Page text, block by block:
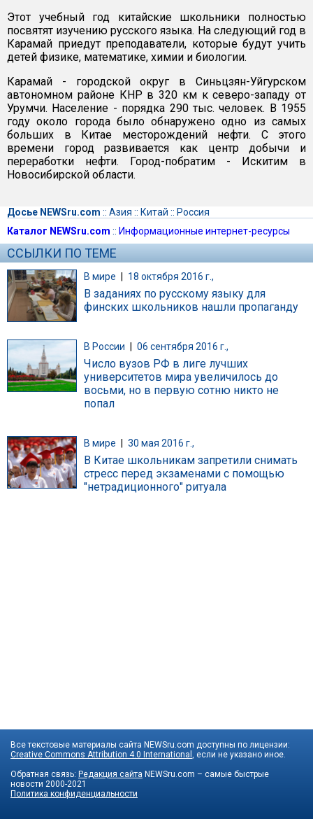
Этот учебный год китайские школьники полностью
посвятят изучению русского языка. На следующий год в
Карамай приедут преподаватели, которые будут учить
детей физике, математике, химии и биологии.
Карамай - городской округ в Синьцзян-Уйгурском
автономном районе КНР в 320 км к северо-западу от
Урумчи. Население - порядка 290 тыс. человек. В 1955
году около города было обнаружено одно из самых
больших в Китае месторождений нефти. С этого
времени город развивается как центр добычи и
переработки нефти. Город-побратим - Искитим в
Новосибирской области.
Досье NEWSru.com :: Азия :: Китай :: Россия
Каталог NEWSru.com :: Информационные интернет-ресурсы
ССЫЛКИ ПО ТЕМЕ
В мире | 18 октября 2016 г.,
В заданиях по русскому языку для
финских школьников нашли пропаганду
В России 06 сентября 2016 г.,
Число вузов РФ в лиге лучших
университетов мира увеличилось до
восьми, но в первую сотню никто не
попал
В мире 30 мая 2016 г.,
В Китае школьникам запретили снимать
стресс перед экзаменами с помощью
"нетрадиционного" ритуала
Все текстовые материалы сайта NEWSru.com доступны по лицензии:
Creative Commons Attribution 4.0 International , если не указано иное.
Обратная связь: Редакция сайта NEWSru.com – самые быстрые
новости 2000-2021
Политика конфиденциальности